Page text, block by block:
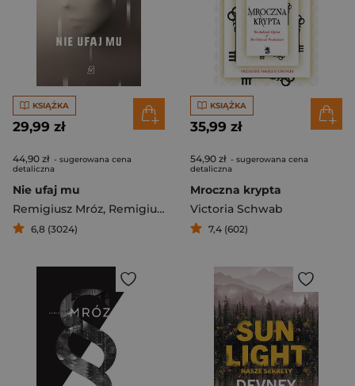
KSIĄŻKA
29,99 zł
44,90 zł - sugerowana cena
detaliczna
Nie ufaj mu
Remigiusz Mróz, Remigiusza Mróz
6,8 (3024)
KSIĄŻKA
35,99 zł
54,90 zł - sugerowana cena
detaliczna
Mroczna krypta
Victoria Schwab
7,4 (602)